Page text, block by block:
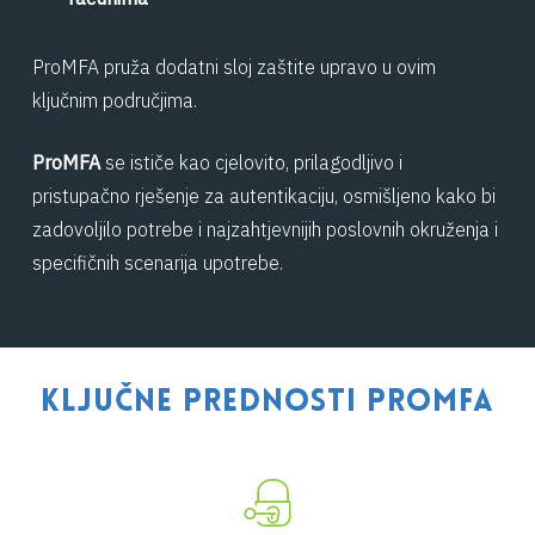
ProMFA pruža dodatni sloj zaštite upravo u ovim
ključnim područjima.
ProMFAse ističe kao cjelovito, prilagodljivo i
pristupačno rješenje za autentikaciju, osmišljeno kako bi
zadovoljilo potrebe i najzahtjevnijih poslovnih okruženja i
specifičnih scenarija upotrebe.
KLJUČNE PREDNOSTI PROMFA